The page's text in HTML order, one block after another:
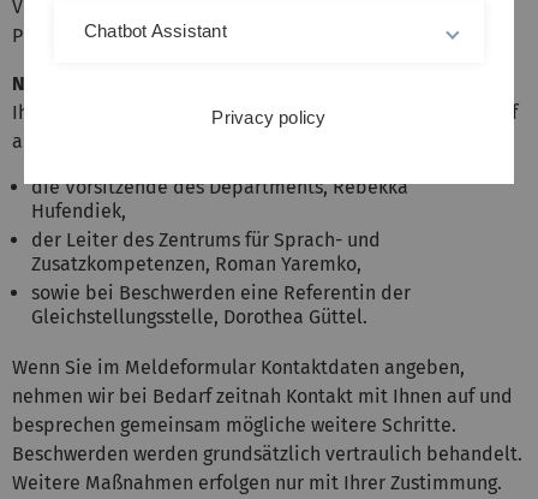
Verbesserung unseres Angebots und zur Aufklärung von
Problemen leisten.
Nicht-anonyme Meldung
Ihre Angaben werden streng vertraulich behandelt. Zugriff
auf die Meldungen haben ausschließlich:
die Vorsitzende des Departments, Rebekka
Hufendiek,
der Leiter des Zentrums für Sprach- und
Zusatzkompetenzen, Roman Yaremko,
sowie bei Beschwerden eine Referentin der
Gleichstellungsstelle, Dorothea Güttel.
Wenn Sie im Meldeformular Kontaktdaten angeben,
nehmen wir bei Bedarf zeitnah Kontakt mit Ihnen auf und
besprechen gemeinsam mögliche weitere Schritte.
Beschwerden werden grundsätzlich vertraulich behandelt.
Weitere Maßnahmen erfolgen nur mit Ihrer Zustimmung.
Chatbot Assistant
Privacy policy